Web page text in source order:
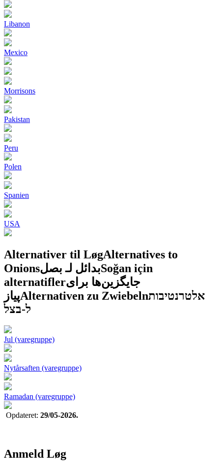
Libanon
Mexico
Morrisons
Pakistan
Peru
Polen
Spanien
USA
Alternativer til LøgAlternatives to
Onionsبدائل لـ بصلSoğan için
alternatiflerجایگزین‌ها برای
پیازAlternativen zu Zwiebelnאלטרנטיבות
ל-בצל
Jul (varegruppe)
Nytårsaften (varegruppe)
Ramadan (varegruppe)
Opdateret: 29/05-2026.
Anmeld Løg